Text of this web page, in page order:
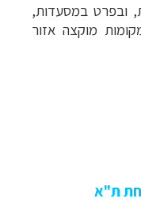
ובפרט במסעדות,
מוקצה אזור
ת"א